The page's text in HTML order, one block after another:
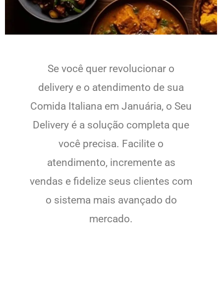
Se você quer revolucionar o
delivery e o atendimento de sua
Comida Italiana em Januária, o Seu
Delivery é a solução completa que
você precisa. Facilite o
atendimento, incremente as
vendas e fidelize seus clientes com
o sistema mais avançado do
mercado.